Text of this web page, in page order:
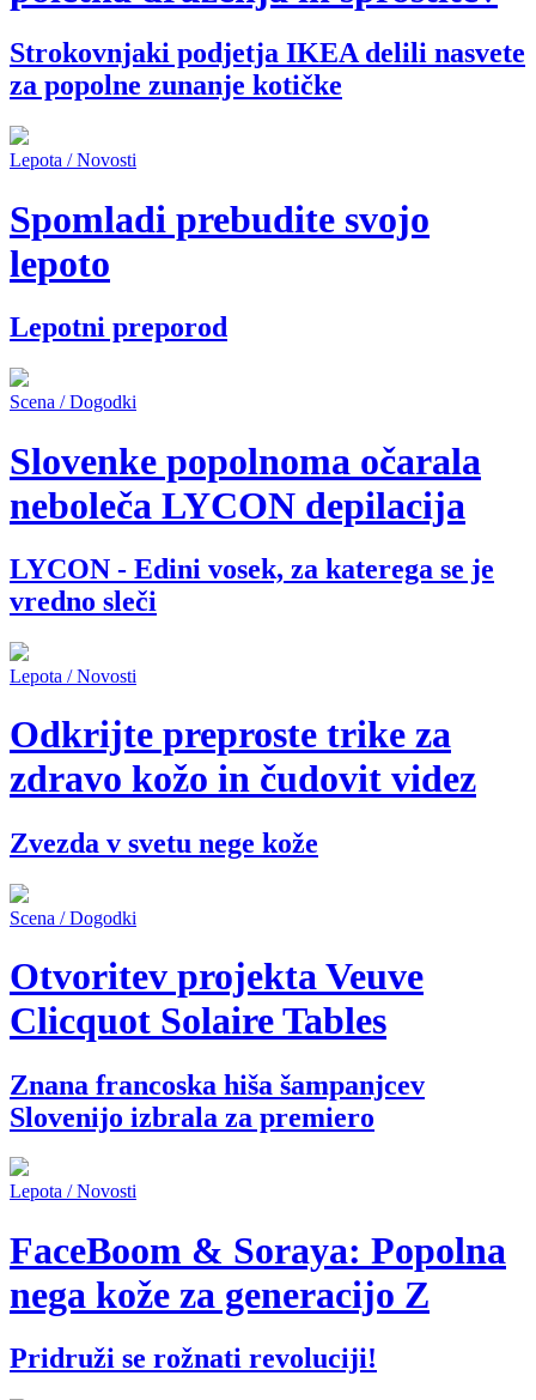
Strokovnjaki podjetja IKEA delili nasvete
za popolne zunanje kotičke
Lepota / Novosti
Spomladi prebudite svojo
lepoto
Lepotni preporod
Scena / Dogodki
Slovenke popolnoma očarala
neboleča LYCON depilacija
LYCON - Edini vosek, za katerega se je
vredno sleči
Lepota / Novosti
Odkrijte preproste trike za
zdravo kožo in čudovit videz
Zvezda v svetu nege kože
Scena / Dogodki
Otvoritev projekta Veuve
Clicquot Solaire Tables
Znana francoska hiša šampanjcev
Slovenijo izbrala za premiero
Lepota / Novosti
FaceBoom & Soraya: Popolna
nega kože za generacijo Z
Pridruži se rožnati revoluciji!